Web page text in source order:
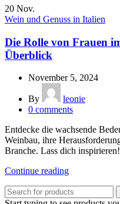
20 Nov.
Wein und Genuss in Italien
Die Rolle von Frauen
Überblick
November 5, 2024
By
leonie
0 comments
Entdecke die wachsende
Weinbau, ihre
Branche. Lass dich inspirieren!
Continue reading